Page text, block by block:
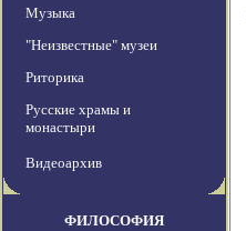
Музыка
"Неизвестные" музеи
Риторика
Русские храмы и
монастыри
Видеоархив
ФИЛОСОФИЯ